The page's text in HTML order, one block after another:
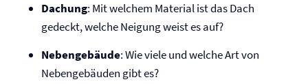
Dachung: Mit welchem Material ist das Dach
gedeckt, welche Neigung weist es auf?
Nebengebäude: Wie viele und welche Art von
Nebengebäuden gibt es?